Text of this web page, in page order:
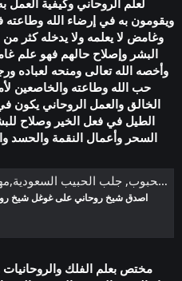
ويقومون به في إرضاء الله
وغامض لا يعلمه ولا يدخله كثر
البشر وإصلاح حالهم فهو علم
وأخصه الله تعالى ومنحه لعباده
حب الله وطاعته والخاصعين
الخالق والعمل الروحاني يكون
الطيل في فعل الخير وصلاح
السحر وأعمال النقمة والحسد
سحر القلوب في جلب المحبوب, جلب
اصدق شيخ روحاني على غوغل شيخ
مختص بعلم الفلك